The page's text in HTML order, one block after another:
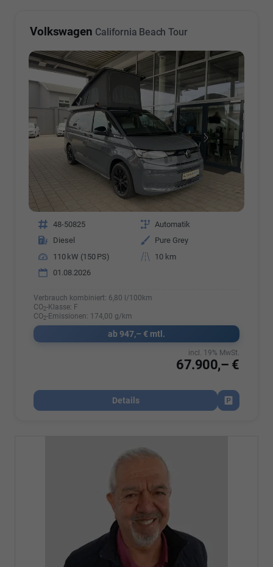
Volkswagen California Beach Tour
Fahrzeugnr. 48-50825 Getriebe Automatik
Kraftstoff
Diesel Außenfarbe
Pure Grey
Leistung
110 kW (150 PS) Kilometerstand
10 km
01.08.2026
Verbrauch kombiniert: 6,80 l/100km
CO2-Klasse: F
CO2-Emissionen: 174,00 g/km
ab 947,– € mtl.
67.900,– €
incl. 19% MwSt.
Details
Fahrzeug